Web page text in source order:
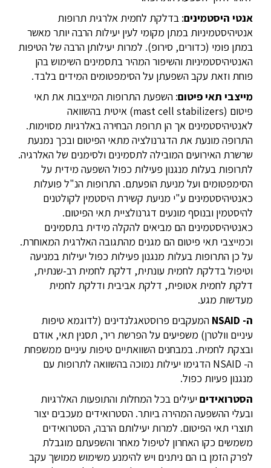
אנטי היסטמינים: בדלקת לחמית אלרגית תרופות
אנטיהיסטמיניות במתן מקומי לעין יעילות הרבה יותר מאשר
במתן פומי (כדורים, סירופ). למרות יעילותן הרבה של הטיפות
האנטיהיסטמיניות והשיפור המהיר בתסמינים השימוש בהן
פוחת וזאת עקב השפעתן על הסימפטומים המידים בלבד.
מייצבי תאי פיטום: השפעת התרופות המייצבות את תאי
פיטום (mast cell stabilizers) איטית בהשוואה
לאנטיהיסטמינים אך הן תרופת הבחירה באלרגיות מסוימות.
התרופה מונעת את הדגרנולציה מתאי הפיטום ובכך נמנעת
שרשרת האירועים המובילה לתסמינים ולסימנים של האלרגיה.
לתרופות בעלות מנגנון פעילות כפול השפעה מידית על
הסימפטומים ועל מניעת הופעתם. התרופות הנ"ל פועלות
כאנטיהיסטמינים ע"י מניעת קשירת היסטמין לקולטנים
להיסטמין ובנוסף מונעים דגרנולציית תאי הפיטום.
כאנטיהיסטמינים הם מביאים להקלה מידית בתסמינים
וכמייצבי תאי פיטום הם מגנים מהתגובה האלרגית המאוחרת.
על כן התרופות בעלות מנגנון פעילות כפול יעילות במניעה
וטיפול בדלקת לחמית עונתית, דלקת לחמית רב-שנתית,
דלקת לחמית אטופית, דלקת אביבית ודלקת לחמית
מעדשות מגע.
ה- NSAID המעקבים פרוסטאגלנדינים (לדוגמא טיפות
עיניים וולטרן) משפיעים על הפרשת ריר, תסנין תאי, אודם
ובצקת לחמית. במבחנים השוואתיים טיפות עיניים ממשפחת
ה- NSAID הדגימו יעילות נמוכה בהשוואה לתרופות עם
מנגנון פעיות כפול.
הסטרואידיםיעילים בכל המחלות והתופעות האלרגיות
ובעלי ההשפעה המהירה ביותר. הסטרואידים מעכבים יצור
תוצרי תאי הפיטום. למרות יעילותם הרבה, הסטרואידים
משמשים כקו האחרון לטיפול מאחר והשפעתם מוגבלת
לפרק הזמן בו הם ניתנים ויש להימנע משימוש ממושך עקב